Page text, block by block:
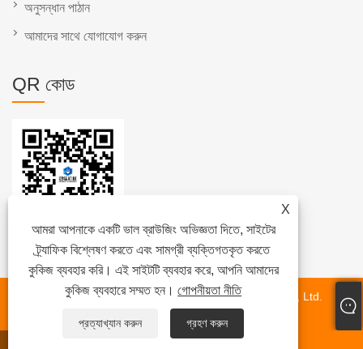
X
আমরা আপনাকে একটি ভাল ব্রাউজিং অভিজ্ঞতা দিতে, সাইটের
ট্র্যাফিক বিশ্লেষণ করতে এবং সামগ্রী ব্যক্তিগতকৃত করতে
কুকিজ ব্যবহার করি। এই সাইটটি ব্যবহার করে, আপনি আমাদের
কুকিজ ব্যবহারে সম্মত হন।গোপনীয়তা নীতি
প্রত্যাখ্যান করুন গ্রহণ করুন
অনুসন্ধান পাঠান
আমাদের সাথে যোগাযোগ করুন
QR কোড
কপিরাইট © 2024 Fujian Quanzhou Hongjia Machinery Co., Ltd.